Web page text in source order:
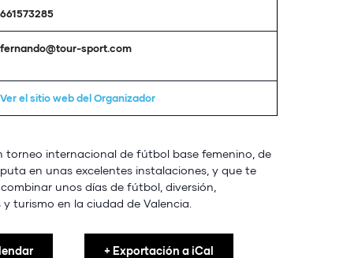
661573285
fernando@tour-sport.com
Ver el sitio web del Organizador
torneo internacional de fútbol base femenino, de
en unas excelentes instalaciones, y que te
unos días de fútbol, diversión,
turismo en la ciudad de Valencia.
+ Exportación a iCal